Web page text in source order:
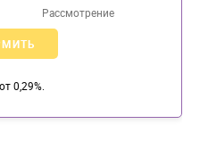
Рассмотрение
0,29%.